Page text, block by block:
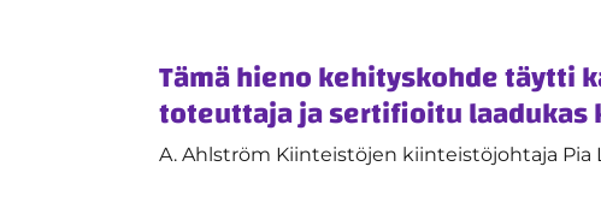
Tämä hieno kehityskohde täytti
toteuttaja ja sertifioitu laadukas
A. Ahlström Kiinteistöjen kiinteistöjohtaja Pia